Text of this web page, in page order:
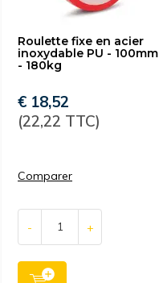
Roulette fixe en acier
inoxydable PU - 100mm
- 180kg
€ 18,52
(22,22 TTC)
Comparer
- +